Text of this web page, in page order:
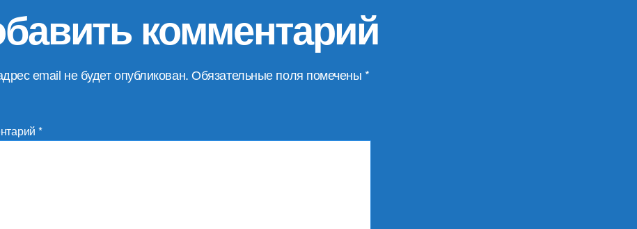
комментарий
email не будет опубликован. Обязательные поля помечены *
*